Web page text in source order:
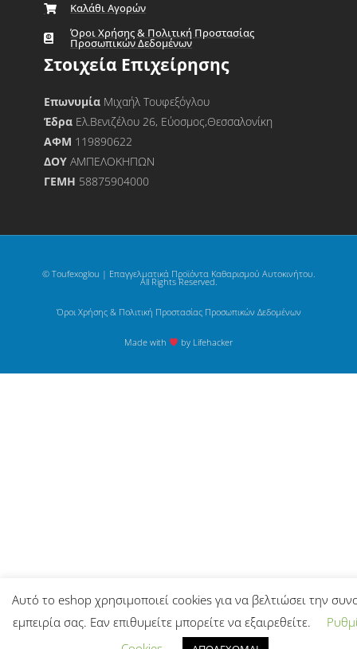
Καλάθι Αγορών
Όροι Χρήσης & Πολιτική Προστασίας
Προσωπικών Δεδομένων
Στοιχεία Επιχείρησης
Επωνυμία Μιχαήλ Τουφεξόγλου
Έδρα Ελ.Βενιζέλου 26, Εύοσμος,Θεσσαλονίκη
ΑΦΜ 119890622
ΔΟΥΑΜΠΕΛΟΚΗΠΩΝ
ΓΕΜΗ 58875904000
© Toufexoglou | Επαγγελματικά Προϊόντα Καθαρισμού Αυτοκινήτου.
All Rights Reserved.
Όροι Χρήσης & Πολιτική Προστασίας Προσωπικών Δεδομένων
Made with by Lifehacker
Αυτό το eshop χρησιμοποιεί cookies για να βελτιώσει την
εμπειρία σας. Εαν επιθυμείτε μπορείτε να εξαιρεθείτε.